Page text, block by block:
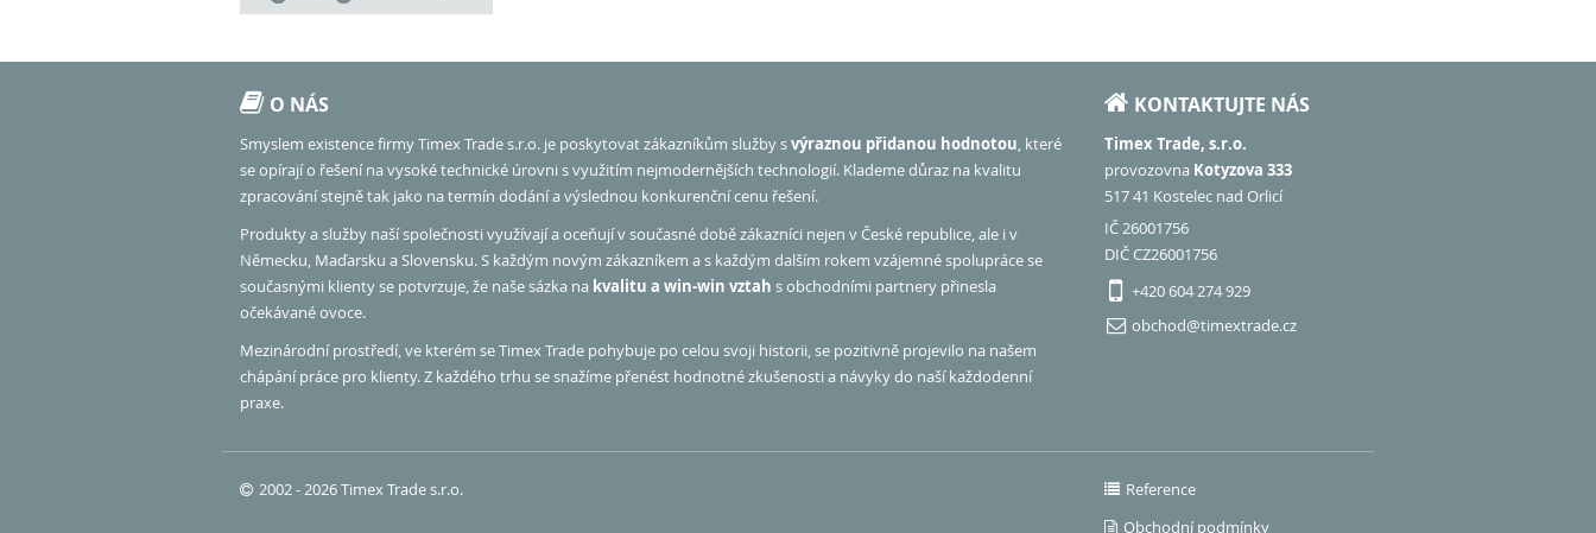
O NÁS
Smyslem existence firmy Timex Trade s.r.o. je poskytovat zákazníkům služby svýraznou přidanou hodnotou, které
se opírají o řešení na vysoké technické úrovni s využitím nejmodernějších technologií. Klademe důraz na kvalitu
zpracování stejně tak jako na termín dodání a výslednou konkurenční cenu řešení.
Produkty a služby naší společnosti využívají a oceňují v současné době zákazníci nejen v České republice, ale i v
Německu, Maďarsku a Slovensku. S každým novým zákazníkem a s každým dalším rokem vzájemné spolupráce se
současnými klienty se potvrzuje, že naše sázka na kvalitu a win-win vztah s obchodními partnery přinesla
očekávané ovoce.
Mezinárodní prostředí, ve kterém se Timex Trade pohybuje po celou svoji historii, se pozitivně projevilo na našem
chápání práce pro klienty. Z každého trhu se snažíme přenést hodnotné zkušenosti a návyky do naší každodenní
praxe.
KONTAKTUJTE NÁS
Timex Trade, s.r.o.
provozovna Kotyzova 333
517 41 Kostelec nad Orlicí
IČ 26001756
DIČ CZ26001756
+420 604 274 929
obchod@timextrade.cz
2002 - 2026 Timex Trade s.r.o.
Reference
Obchodní podmínky